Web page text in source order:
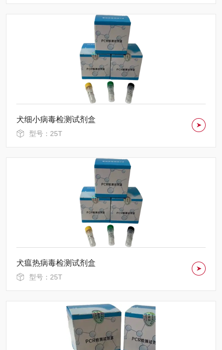
犬细小病毒检测试剂盒
型号：25T
犬瘟热病毒检测试剂盒
型号：25T